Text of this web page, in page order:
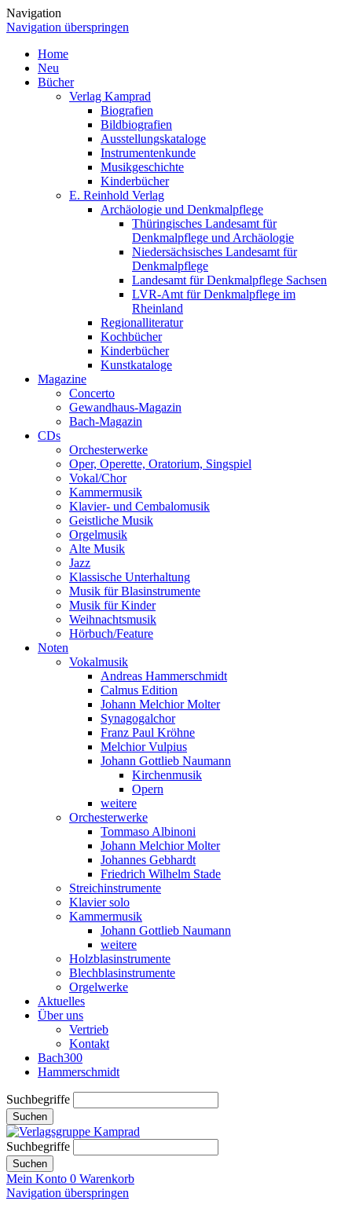
Navigation
Navigation überspringen
Home
Neu
Bücher
Verlag Kamprad
Biografien
Bildbiografien
Ausstellungskataloge
Instrumentenkunde
Musikgeschichte
Kinderbücher
E. Reinhold Verlag
Archäologie und Denkmalpflege
Thüringisches Landesamt für
Denkmalpflege und Archäologie
Niedersächsisches Landesamt für
Denkmalpflege
Landesamt für Denkmalpflege Sachsen
LVR-Amt für Denkmalpflege im
Rheinland
Regionalliteratur
Kochbücher
Kinderbücher
Kunstkataloge
Magazine
Concerto
Gewandhaus-Magazin
Bach-Magazin
CDs
Orchesterwerke
Oper, Operette, Oratorium, Singspiel
Vokal/Chor
Kammermusik
Klavier- und Cembalomusik
Geistliche Musik
Orgelmusik
Alte Musik
Jazz
Klassische Unterhaltung
Musik für Blasinstrumente
Musik für Kinder
Weihnachtsmusik
Hörbuch/Feature
Noten
Vokalmusik
Andreas Hammerschmidt
Calmus Edition
Johann Melchior Molter
Synagogalchor
Franz Paul Kröhne
Melchior Vulpius
Johann Gottlieb Naumann
Kirchenmusik
Opern
weitere
Orchesterwerke
Tommaso Albinoni
Johann Melchior Molter
Johannes Gebhardt
Friedrich Wilhelm Stade
Streichinstrumente
Klavier solo
Kammermusik
Johann Gottlieb Naumann
weitere
Holzblasinstrumente
Blechblasinstrumente
Orgelwerke
Aktuelles
Über uns
Vertrieb
Kontakt
Bach300
Hammerschmidt
Suchbegriffe
Suchen
Suchbegriffe
Suchen
Mein Konto 0 Warenkorb
Navigation überspringen